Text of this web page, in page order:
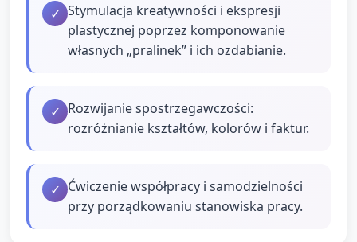
✓ Stymulacja kreatywności i ekspresji
plastycznej poprzez komponowanie
własnych „pralinek” i ich ozdabianie.
✓ Rozwijanie spostrzegawczości:
rozróżnianie kształtów, kolorów i faktur.
✓ Ćwiczenie współpracy i samodzielności
przy porządkowaniu stanowiska pracy.